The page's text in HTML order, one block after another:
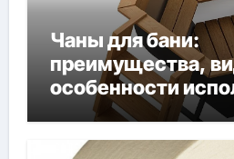
Чаны для бани:
преимущества,
особенности